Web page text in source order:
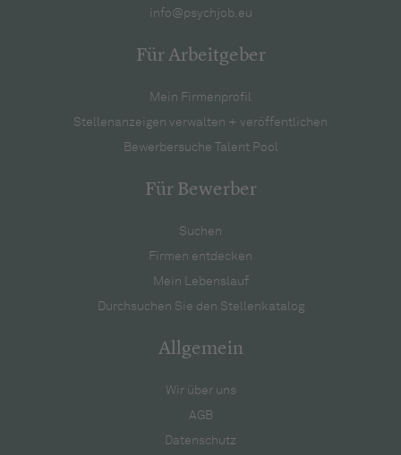
info@psychjob.eu
Für Arbeitgeber
Mein Firmenprofil
Stellenanzeigen verwalten + veröffentlichen
Bewerbersuche Talent Pool
Für Bewerber
Suchen
Firmen entdecken
Mein Lebenslauf
Durchsuchen Sie den Stellenkatalog
Allgemein
Wir über uns
AGB
Datenschutz